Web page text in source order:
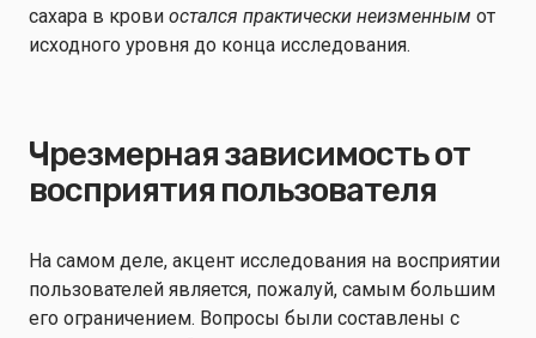
сахара в крови остался практически неизменным от
исходного уровня до конца исследования.
Чрезмерная зависимость от
восприятия пользователя
На самом деле, акцент исследования на восприятии
пользователей является, пожалуй, самым большим
его ограничением. Вопросы были составлены с